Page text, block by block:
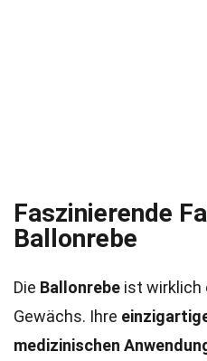
Faszinierende
Ballonrebe
Die Ballonrebe ist wirklich
Gewächs. Ihre
medizinischen